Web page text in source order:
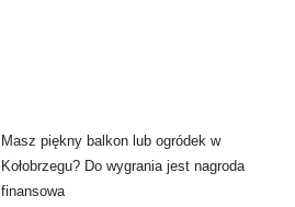
Masz piękny balkon lub ogródek w
Kołobrzegu? Do wygrania jest nagroda
finansowa